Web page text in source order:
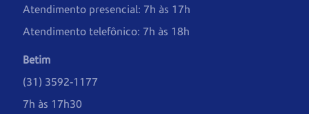
Atendimento presencial: 7h às 17h
Atendimento telefônico: 7h às 18h
Betim
(31) 3592-1177
7h às 17h30